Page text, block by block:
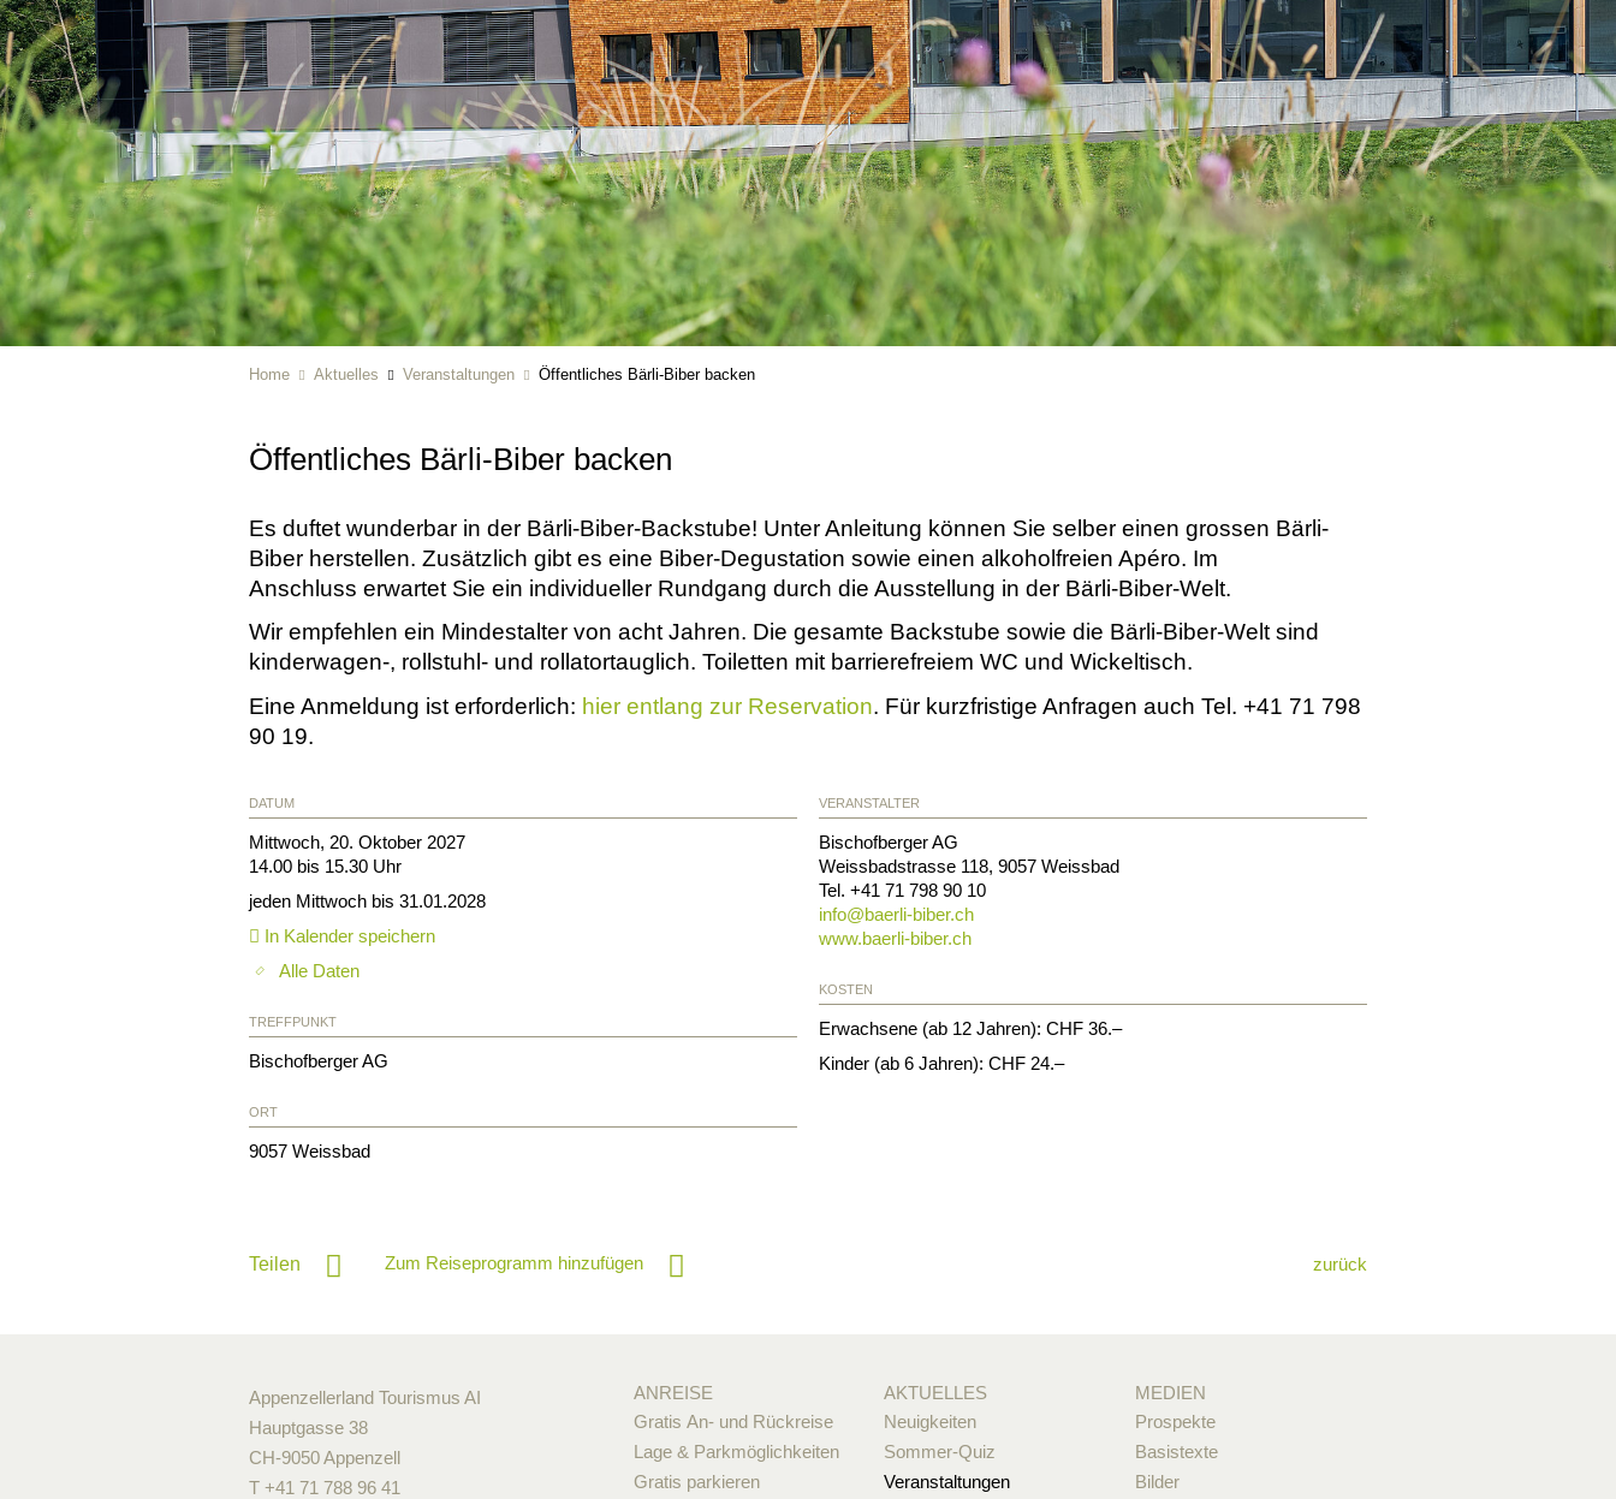
Home Aktuelles Veranstaltungen Öffentliches Bärli-Biber backen
Öffentliches Bärli-Biber backen
Es duftet wunderbar in der Bärli-Biber-Backstube! Unter Anleitung können Sie selber einen grossen Bärli-
Biber herstellen. Zusätzlich gibt es eine Biber-Degustation sowie einen alkoholfreien Apéro. Im
Anschluss erwartet Sie ein individueller Rundgang durch die Ausstellung in der Bärli-Biber-Welt.
Wir empfehlen ein Mindestalter von acht Jahren. Die gesamte Backstube sowie die Bärli-Biber-Welt sind
kinderwagen-, rollstuhl- und rollatortauglich. Toiletten mit barrierefreiem WC und Wickeltisch.
Eine Anmeldung ist erforderlich: hier entlang zur Reservation. Für kurzfristige Anfragen auch Tel. +41 71 798
90 19.
DATUM
Mittwoch, 20. Oktober 2027
14.00 bis 15.30 Uhr
jeden Mittwoch bis 31.01.2028
In Kalender speichern
Alle Daten
TREFFPUNKT
Bischofberger AG
ORT
9057 Weissbad
VERANSTALTER
Bischofberger AG
Weissbadstrasse 118,9057 Weissbad
Tel. +41 71 798 90 10
info@baerli-biber.ch
www.baerli-biber.ch
KOSTEN
Erwachsene (ab 12 Jahren): CHF 36.–
Kinder (ab 6 Jahren): CHF 24.–
Teilen Zum Reiseprogramm hinzufügen zurück
Appenzellerland Tourismus AI
Hauptgasse 38
CH-9050 Appenzell
T +41 71 788 96 41
ANREISE
Gratis An- und Rückreise
Lage & Parkmöglichkeiten
Gratis parkieren
AKTUELLES
Neuigkeiten
Sommer-Quiz
Veranstaltungen
MEDIEN
Prospekte
Basistexte
Bilder